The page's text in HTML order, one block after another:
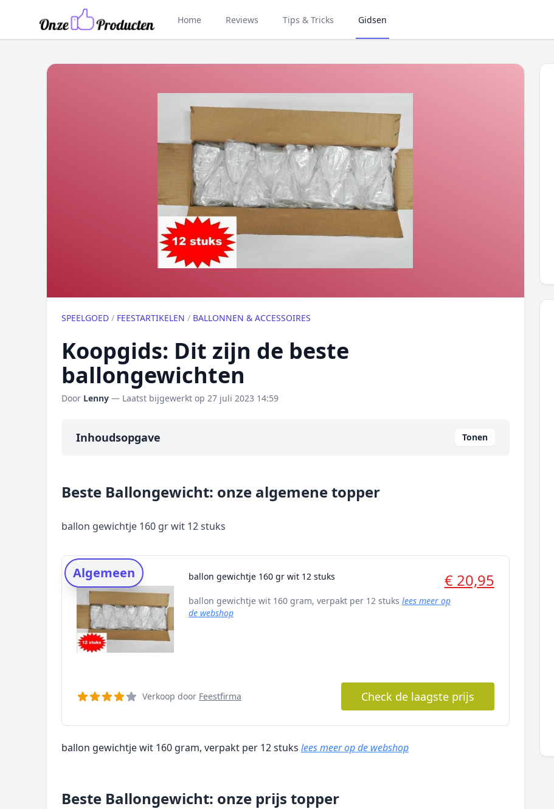
Home Reviews Tips & Tricks Gidsen
SPEELGOED / FEESTARTIKELEN / BALLONNEN & ACCESSOIRES
Koopgids: Dit zijn de beste
ballongewichten
Door Lenny — Laatst bijgewerkt op 27 juli 2023 14:59
Inhoudsopgave Tonen
Onze algemene topper
Populaire merken
Rating topper
Onderzoeksmethode
Alternatieven
Prijsniveaus
Beste Ballongewicht: onze algemene topper
ballon gewichtje 160 gr wit 12 stuks
Algemeen ballon gewichtje 160 gr wit 12 stuks € 20,95
ballon gewichtje wit 160 gram, verpakt per 12 stuks lees meer op
de webshop
Verkoop door Feestfirma Check de laagste prijs
ballon gewichtje wit 160 gram, verpakt per 12 stuks lees meer op de webshop
Beste Ballongewicht: onze prijs topper